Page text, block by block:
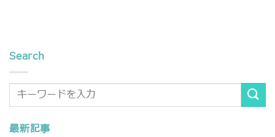
Search
最新記事